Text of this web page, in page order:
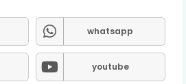
whatsapp
youtube